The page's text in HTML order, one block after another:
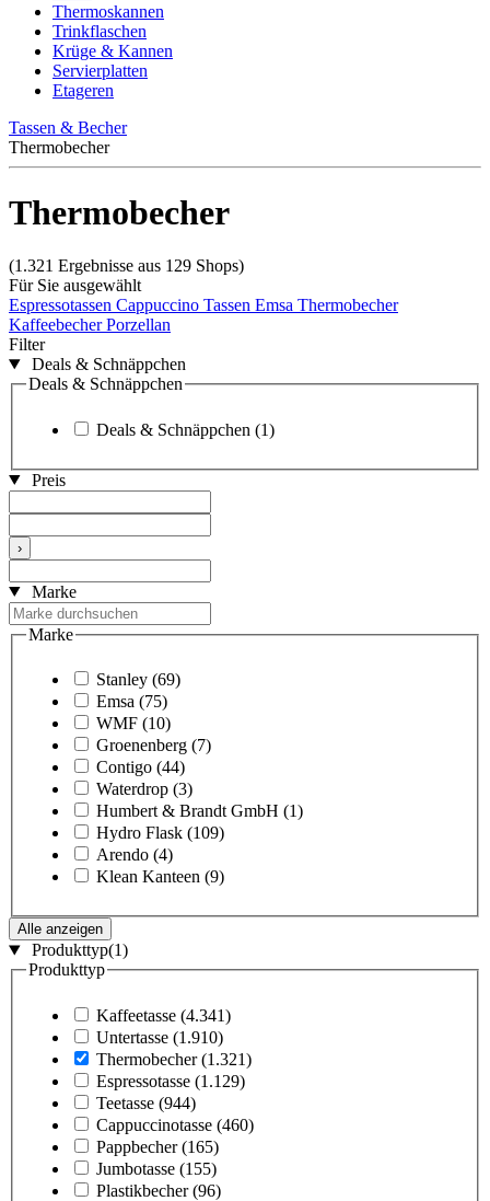
Thermoskannen
Trinkflaschen
Krüge & Kannen
Servierplatten
Etageren
Tassen & Becher
Thermobecher
Thermobecher
(1.321 Ergebnisse aus 129 Shops)
Für Sie ausgewählt
Espressotassen Cappuccino Tassen Emsa Thermobecher
Kaffeebecher Porzellan
Filter
Deals & Schnäppchen
Deals & Schnäppchen
Deals & Schnäppchen (1)
Preis
›
Marke
Marke
Stanley (69)
Emsa (75)
WMF (10)
Groenenberg (7)
Contigo (44)
Waterdrop (3)
Humbert & Brandt GmbH (1)
Hydro Flask (109)
Arendo (4)
Klean Kanteen (9)
Alle anzeigen
Produkttyp(1)
Produkttyp
Kaffeetasse (4.341)
Untertasse (1.910)
Thermobecher (1.321)
Espressotasse (1.129)
Teetasse (944)
Cappuccinotasse (460)
Pappbecher (165)
Jumbotasse (155)
Plastikbecher (96)